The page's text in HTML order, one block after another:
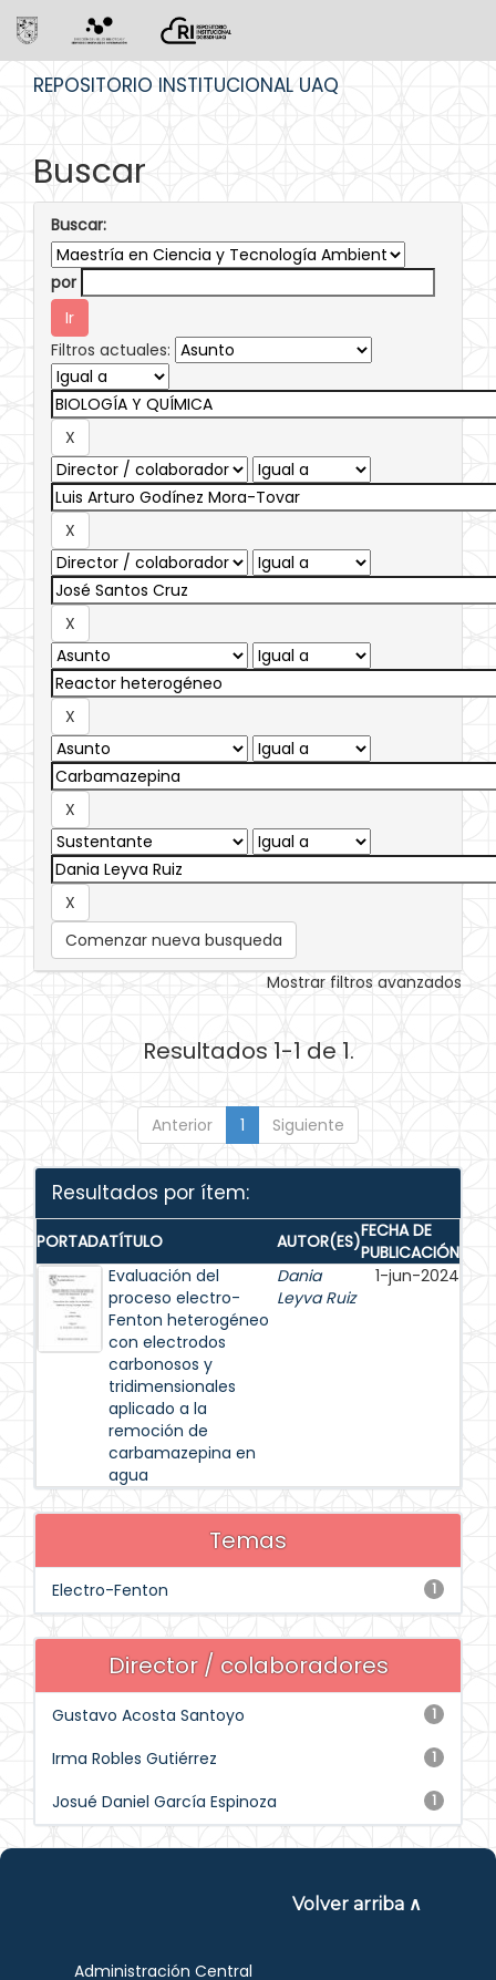
REPOSITORIO INSTITUCIONAL UAQ
Buscar
Buscar:
por
Filtros actuales:
Comenzar nueva busqueda
Mostrar filtros avanzados
Resultados 1-1 de 1.
Anterior 1 Siguiente
Resultados por ítem:
PORTADATÍTULO AUTOR(ES)FECHA DE
PUBLICACIÓN
Evaluación del
proceso electro-
Fenton heterogéneo
con electrodos
carbonosos y
tridimensionales
aplicado a la
remoción de
carbamazepina en
agua
Dania
Leyva Ruiz
1-jun-2024
Temas
1
Electro-Fenton
Director / colaboradores
1
Gustavo Acosta Santoyo
1
Irma Robles Gutiérrez
1
Josué Daniel García Espinoza
Volver arriba ∧
Administración Central